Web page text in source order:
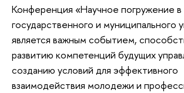
Конференция «Научное погружение в
государственного и муниципального
является важным событием,
развитию компетенций будущих
созданию условий для эффективного
взаимодействия молодежи и